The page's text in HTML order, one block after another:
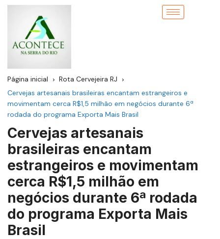
Página inicial
Rota Cervejeira RJ
Cervejas artesanais brasileiras encantam estrangeiros e
movimentam cerca R$1,5 milhão em negócios durante 6ª
rodada do programa Exporta Mais Brasil
Cervejas artesanais
brasileiras encantam
estrangeiros e movimentam
cerca R$1,5 milhão em
negócios durante 6ª rodada
do programa Exporta Mais
Brasil